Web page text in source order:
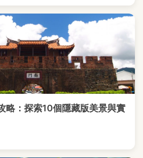
略：探索10個隱藏版美景與實